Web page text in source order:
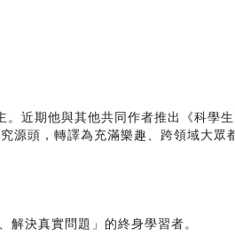
近期他與其他共同作者推出《科學
源頭，轉譯為充滿樂趣、跨領域大眾
決真實問題」的終身學習者。